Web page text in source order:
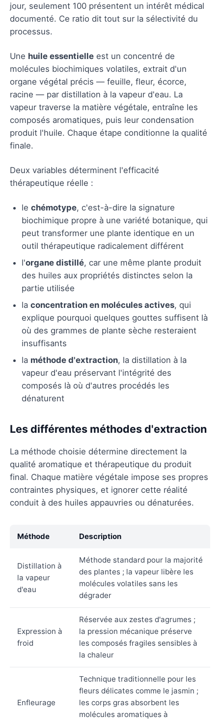
jour, seulement 100 présentent un intérêt médical
documenté. Ce ratio dit tout sur la sélectivité du
processus.
Une huile essentielle est un concentré de
molécules biochimiques volatiles, extrait d'un
organe végétal précis — feuille, fleur, écorce,
racine — par distillation à la vapeur d'eau. La
vapeur traverse la matière végétale, entraîne les
composés aromatiques, puis leur condensation
produit l'huile. Chaque étape conditionne la qualité
finale.
Deux variables déterminent l'efficacité
thérapeutique réelle :
le chémotype, c'est-à-dire la signature
biochimique propre à une variété botanique, qui
peut transformer une plante identique en un
outil thérapeutique radicalement différent
l'organe distillé, car une même plante produit
des huiles aux propriétés distinctes selon la
partie utilisée
la concentration en molécules actives, qui
explique pourquoi quelques gouttes suffisent là
où des grammes de plante sèche resteraient
insuffisants
la méthode d'extraction, la distillation à la
vapeur d'eau préservant l'intégrité des
composés là où d'autres procédés les
dénaturent
Les différentes méthodes d'extraction
La méthode choisie détermine directement la
qualité aromatique et thérapeutique du produit
final. Chaque matière végétale impose ses propres
contraintes physiques, et ignorer cette réalité
conduit à des huiles appauvries ou dénaturées.
Méthode Description
Distillation à
la vapeur
d'eau
Méthode standard pour la majorité
des plantes ; la vapeur libère les
molécules volatiles sans les
dégrader
Expression à
froid
Réservée aux zestes d'agrumes ;
la pression mécanique préserve
les composés fragiles sensibles à
la chaleur
Enfleurage
Technique traditionnelle pour les
fleurs délicates comme le jasmin ;
les corps gras absorbent les
molécules aromatiques à